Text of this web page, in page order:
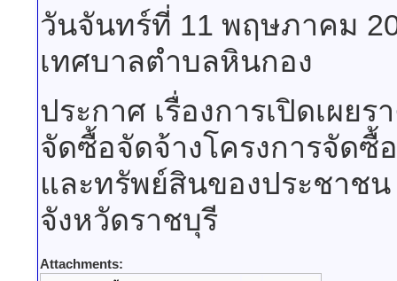
วันจันทร์ที่ 11 พฤษภาคม
เทศบาลตำบลหินกอง
ประกาศ เรื่องการเปิดเผย
จัดซื้อจัดจ้างโครงการจัด
และทรัพย์สินของประชาช
จังหวัดราชบุรี
Attachments: